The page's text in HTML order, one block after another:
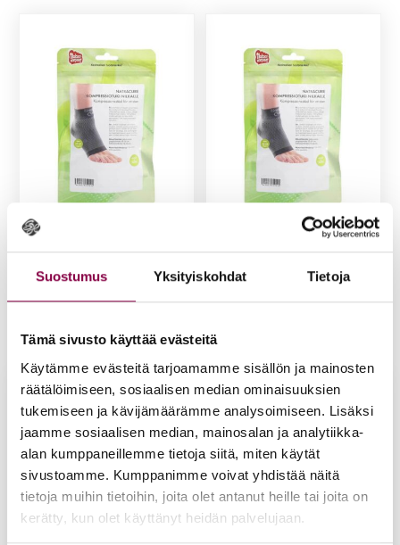
Suostumus Yksityiskohdat Tietoja
Tämä sivusto käyttää evästeitä
Käytämme evästeitä tarjoamamme sisällön ja mainosten
räätälöimiseen, sosiaalisen median ominaisuuksien
tukemiseen ja kävijämäärämme analysoimiseen. Lisäksi
jaamme sosiaalisen median, mainosalan ja analytiikka-
alan kumppaneillemme tietoja siitä, miten käytät
sivustoamme. Kumppanimme voivat yhdistää näitä
tietoja muihin tietoihin, joita olet antanut heille tai joita on
kerätty, kun olet käyttänyt heidän palvelujaan.
le ko­ko 37-41, 1 kpl
29,80€
le ko­ko 42-46, 1 kpl
29,80€